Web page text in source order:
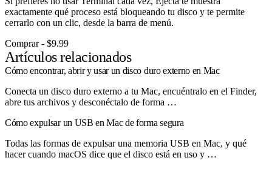
exactamente qué proceso está bloqueando tu disco y te permite
cerrarlo con un clic, desde la barra de menú.
Comprar - $9.99
Artículos relacionados
Cómo encontrar, abrir y usar un disco duro externo en Mac
Conecta un disco duro externo a tu Mac, encuéntralo en el Finder,
abre tus archivos y desconéctalo de forma …
Cómo expulsar un USB en Mac de forma segura
Todas las formas de expulsar una memoria USB en Mac, y qué
hacer cuando macOS dice que el disco está en uso y …